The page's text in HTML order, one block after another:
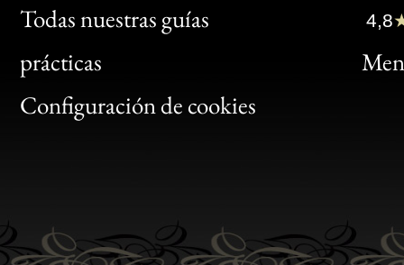
Todas nuestras guías
prácticas
Configuración de cookies
Clic
Bon
4,8